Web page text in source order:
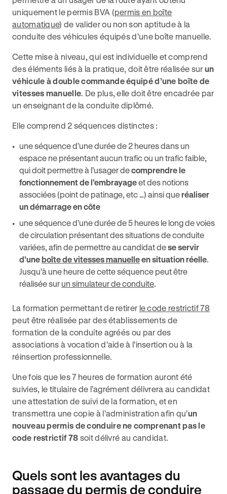
uniquement le permis BVA (permis en boîte
automatique) de valider ou non son aptitude à la
conduite des véhicules équipés d’une boîte manuelle.
Cette mise à niveau, qui est individuelle et comprend
des éléments liés à la pratique, doit être réalisée sur un
véhicule à double commande équipé d’une boîte de
vitesses manuelle. De plus, elle doit être encadrée par
un enseignant de la conduite diplômé.
Elle comprend 2 séquences distinctes :
une séquence d’une durée de 2 heures dans un
espace ne présentant aucun trafic ou un trafic faible,
qui doit permettre à l’usager decomprendre le
fonctionnement de l’embrayageet des notions
associées (point de patinage, etc …) ainsi queréaliser
un démarrage en côte
une séquence d’une durée de 5 heures le long de voies
de circulation présentant des situations de conduite
variées, afin de permettre au candidat dese servir
d’uneboîte de vitesses manuelleen situation réelle.
Jusqu’à une heure de cette séquence peut être
réalisée sur un simulateur de conduite.
La formation permettant de retirer le code restrictif 78
peut être réalisée par des établissements de
formation de la conduite agréés ou par des
associations à vocation d’aide à l’insertion ou à la
réinsertion professionnelle.
Une fois que les 7 heures de formation auront été
suivies, le titulaire de l’agrément délivrera au candidat
une attestation de suivi de la formation, et en
transmettra une copie à l’administration afin qu’un
nouveau permis de conduire ne comprenant pas le
code restrictif 78 soit délivré au candidat.
Quels sont les avantages du
passage du permis de conduire